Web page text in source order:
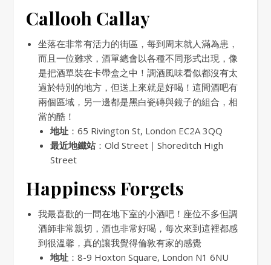
Callooh Callay
坐落在非常有活力的街區，每到周末就人滿為患，
而且一位難求，酒單總會以各種不同形式出現，像
是把酒單裝在卡帶盒之中！調酒風味看似都沒有太
過於特別的地方，但送上來就是好喝！這間酒吧有
兩個區域，另一邊都是黑白瓷磚與鏡子的組合，相
當的酷！
地址 ：65 Rivington St, London EC2A 3QQ
最近地鐵站：Old Street｜Shoreditch High
Street
Happiness Forgets
我最喜歡的一間在地下室的小酒吧！座位不多但調
酒師非常親切，酒也非常好喝，每次來到這裡都感
到很溫馨，真的讓我覺得倫敦有家的感覺
地址 ：8-9 Hoxton Square, London N1 6NU